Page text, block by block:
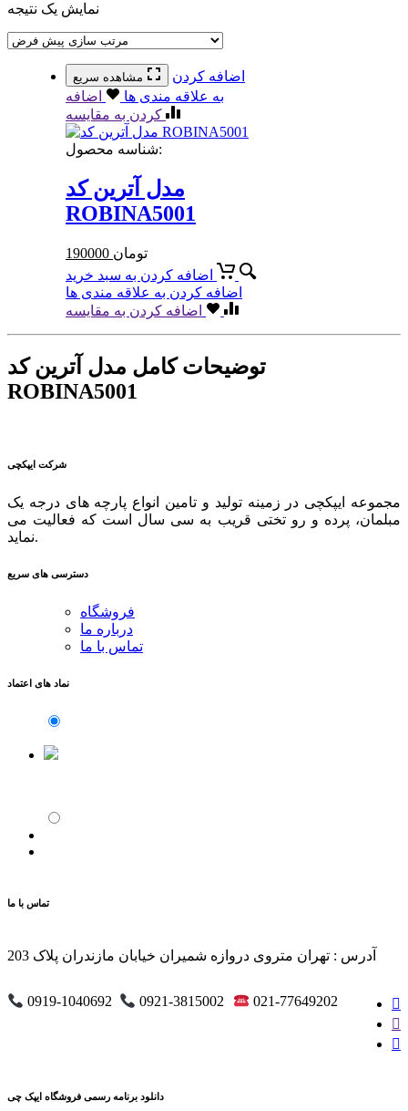
نمایش یک نتیجه
مشاهده سریع
اضافه کردن
به علاقه مندی ها
اضافه
کردن به مقایسه
شناسه محصول:
مدل آترین کد
ROBINA5001
190000 تومان
اضافه کردن به سبد خرید
اضافه کردن به علاقه مندی ها
اضافه کردن به مقایسه
توضیحات کامل مدل آترین کد
ROBINA5001
شرکت ایپکچی
مجموعه ایپکچی در زمینه تولید و تامین انواع پارچه های درجه یک
مبلمان، پرده و رو تختی قریب به سی سال است که فعالیت می
نماید.
دسترسی های سریع
فروشگاه
درباره ما
تماس با ما
نماد های اعتماد
تماس با ما
آدرس : تهران متروی دروازه شمیران خیابان مازندران پلاک 203
0919-1040692 0921-3815002 021-77649202
دانلود برنامه رسمی فروشگاه ایپک چی